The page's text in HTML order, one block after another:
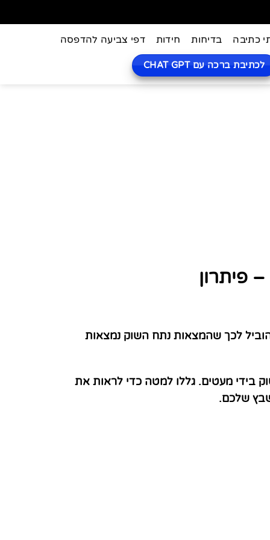
כתיבה בדיחות חידות דפי צביעה להדפסה
לכתיבת ברכה עם CHAT GPT
פיתרון
לכך שהמצאות נתח השוק נמצאות
בידי מעטים. גללו למטה כדי לראות את
שלכם.